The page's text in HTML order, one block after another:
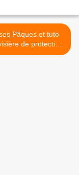
Pâques et tuto
de protection
contre virus >